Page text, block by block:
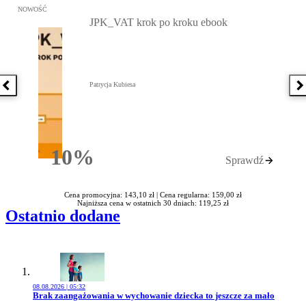
Poprzednia książka
Przejdź do: JPK_VAT krok po kroku ebook, Patrycja Kubiesa -
NOWOŚĆ
10%Rabatu
JPK_VAT krok po kroku ebook
Patrycja Kubiesa
Sprawdź
Cena promocyjna: 143,10 zł | Cena regularna: 159,00 zł
Najniższa cena w ostatnich 30 dniach: 119,25 zł
Ostatnio dodane
08.08.2026 | 05:32
Przejdź do artykułu:
Brak zaangażowania w wychowanie dziecka to jeszcze za mało